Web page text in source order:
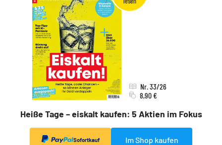
Heiße Tage – eiskalt kaufen: 5 Aktien im Fokus
Nr. 33/26
8,90 €
Sofortkauf Im Shop kaufen